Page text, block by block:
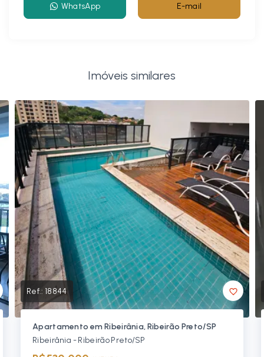
WhatsApp E-mail
Imóveis similares
Ref.: 18844
Apartamento em Ribeirânia, Ribeirão Preto/SP
Ribeirânia - Ribeirão Preto/SP